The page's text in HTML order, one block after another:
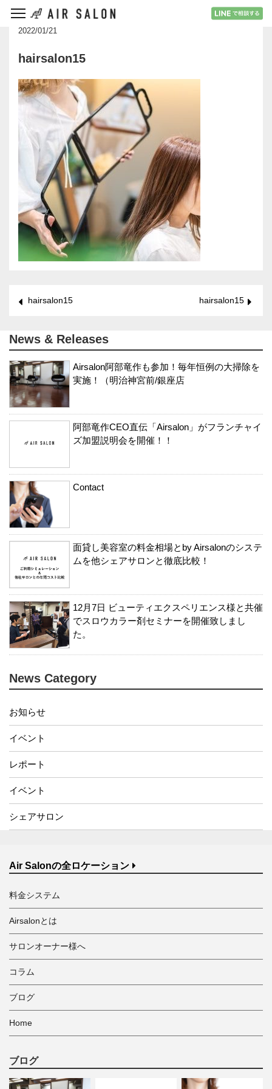
2022/01/21
hairsalon15
hairsalon15 hairsalon15
News & Releases
Airsalon阿部竜作も参加！毎年恒例の大掃除を
実施！（明治神宮前/銀座店
阿部竜作CEO直伝「Airsalon」がフランチャイ
ズ加盟説明会を開催！！
Contact
面貸し美容室の料金相場とby Airsalonのシステ
ムを他シェアサロンと徹底比較！
12月7日 ビューティエクスペリエンス様と共催
でスロウカラー剤セミナーを開催致しまし
た。
News Category
お知らせ
イベント
レポート
イベント
シェアサロン
Air Salonの全ロケーション
料金システム
Airsalonとは
サロンオーナー様へ
コラム
ブログ
Home
ブログ